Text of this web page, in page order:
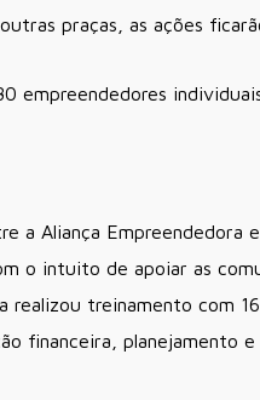
praças, as ações
empreendedores
a Aliança
o intuito de apoiar as
realizou treinamento com
financeira, planejamento e